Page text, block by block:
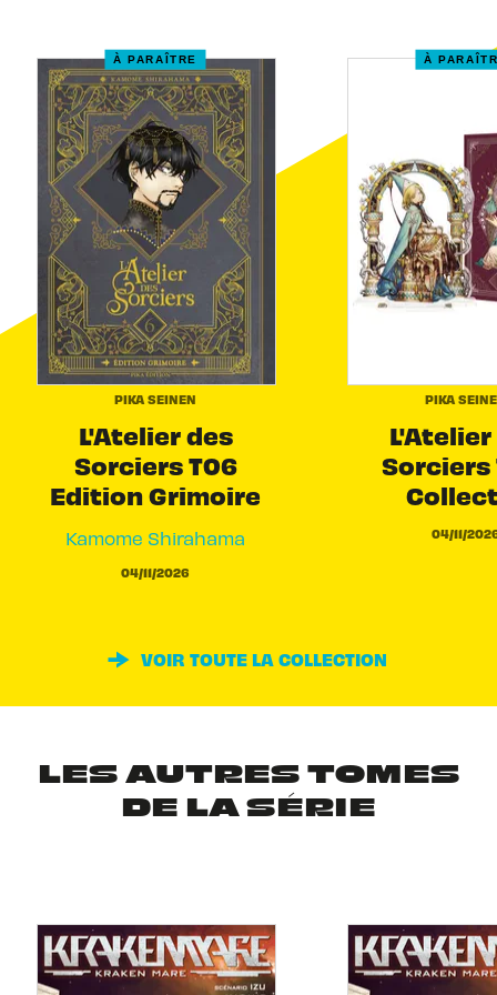
À PARAÎTRE
PIKA SEINEN
L'Atelier des
Sorciers T06
Edition Grimoire
Kamome Shirahama
04/11/2026
À
PIKA
L'Atelier
Sorciers
04/11/
VOIR TOUTE LA COLLECTION
LES AUTRES TOMES
DE LA SÉRIE